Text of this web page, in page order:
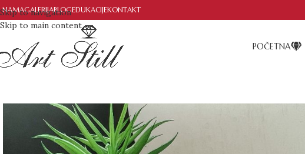
Skip to navigation
Skip to main content
NAMAGALERIJABLOGEDUKACIJEKONTAKT
POČETNA